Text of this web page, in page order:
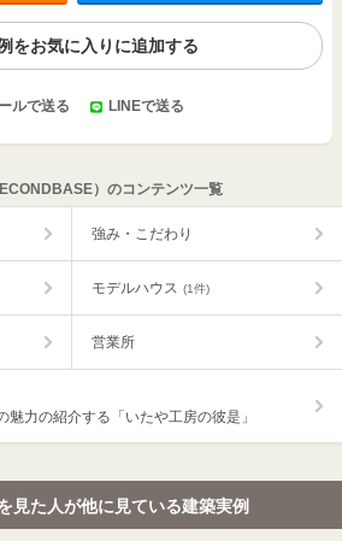
をお気に入りに追加する
ルで送る LINEで送る
）のコンテンツ一覧
強み・こだわり
モデルハウス (1件)
営業所
力の紹介する「いたや工房の彼是」
見た人が他に見ている建築実例